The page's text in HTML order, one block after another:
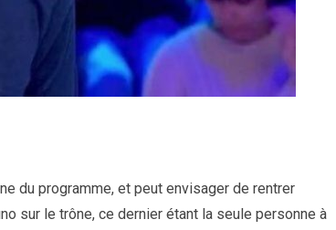
du programme, et peut envisager de rentrer
sur le trône, ce dernier étant la seule personne à